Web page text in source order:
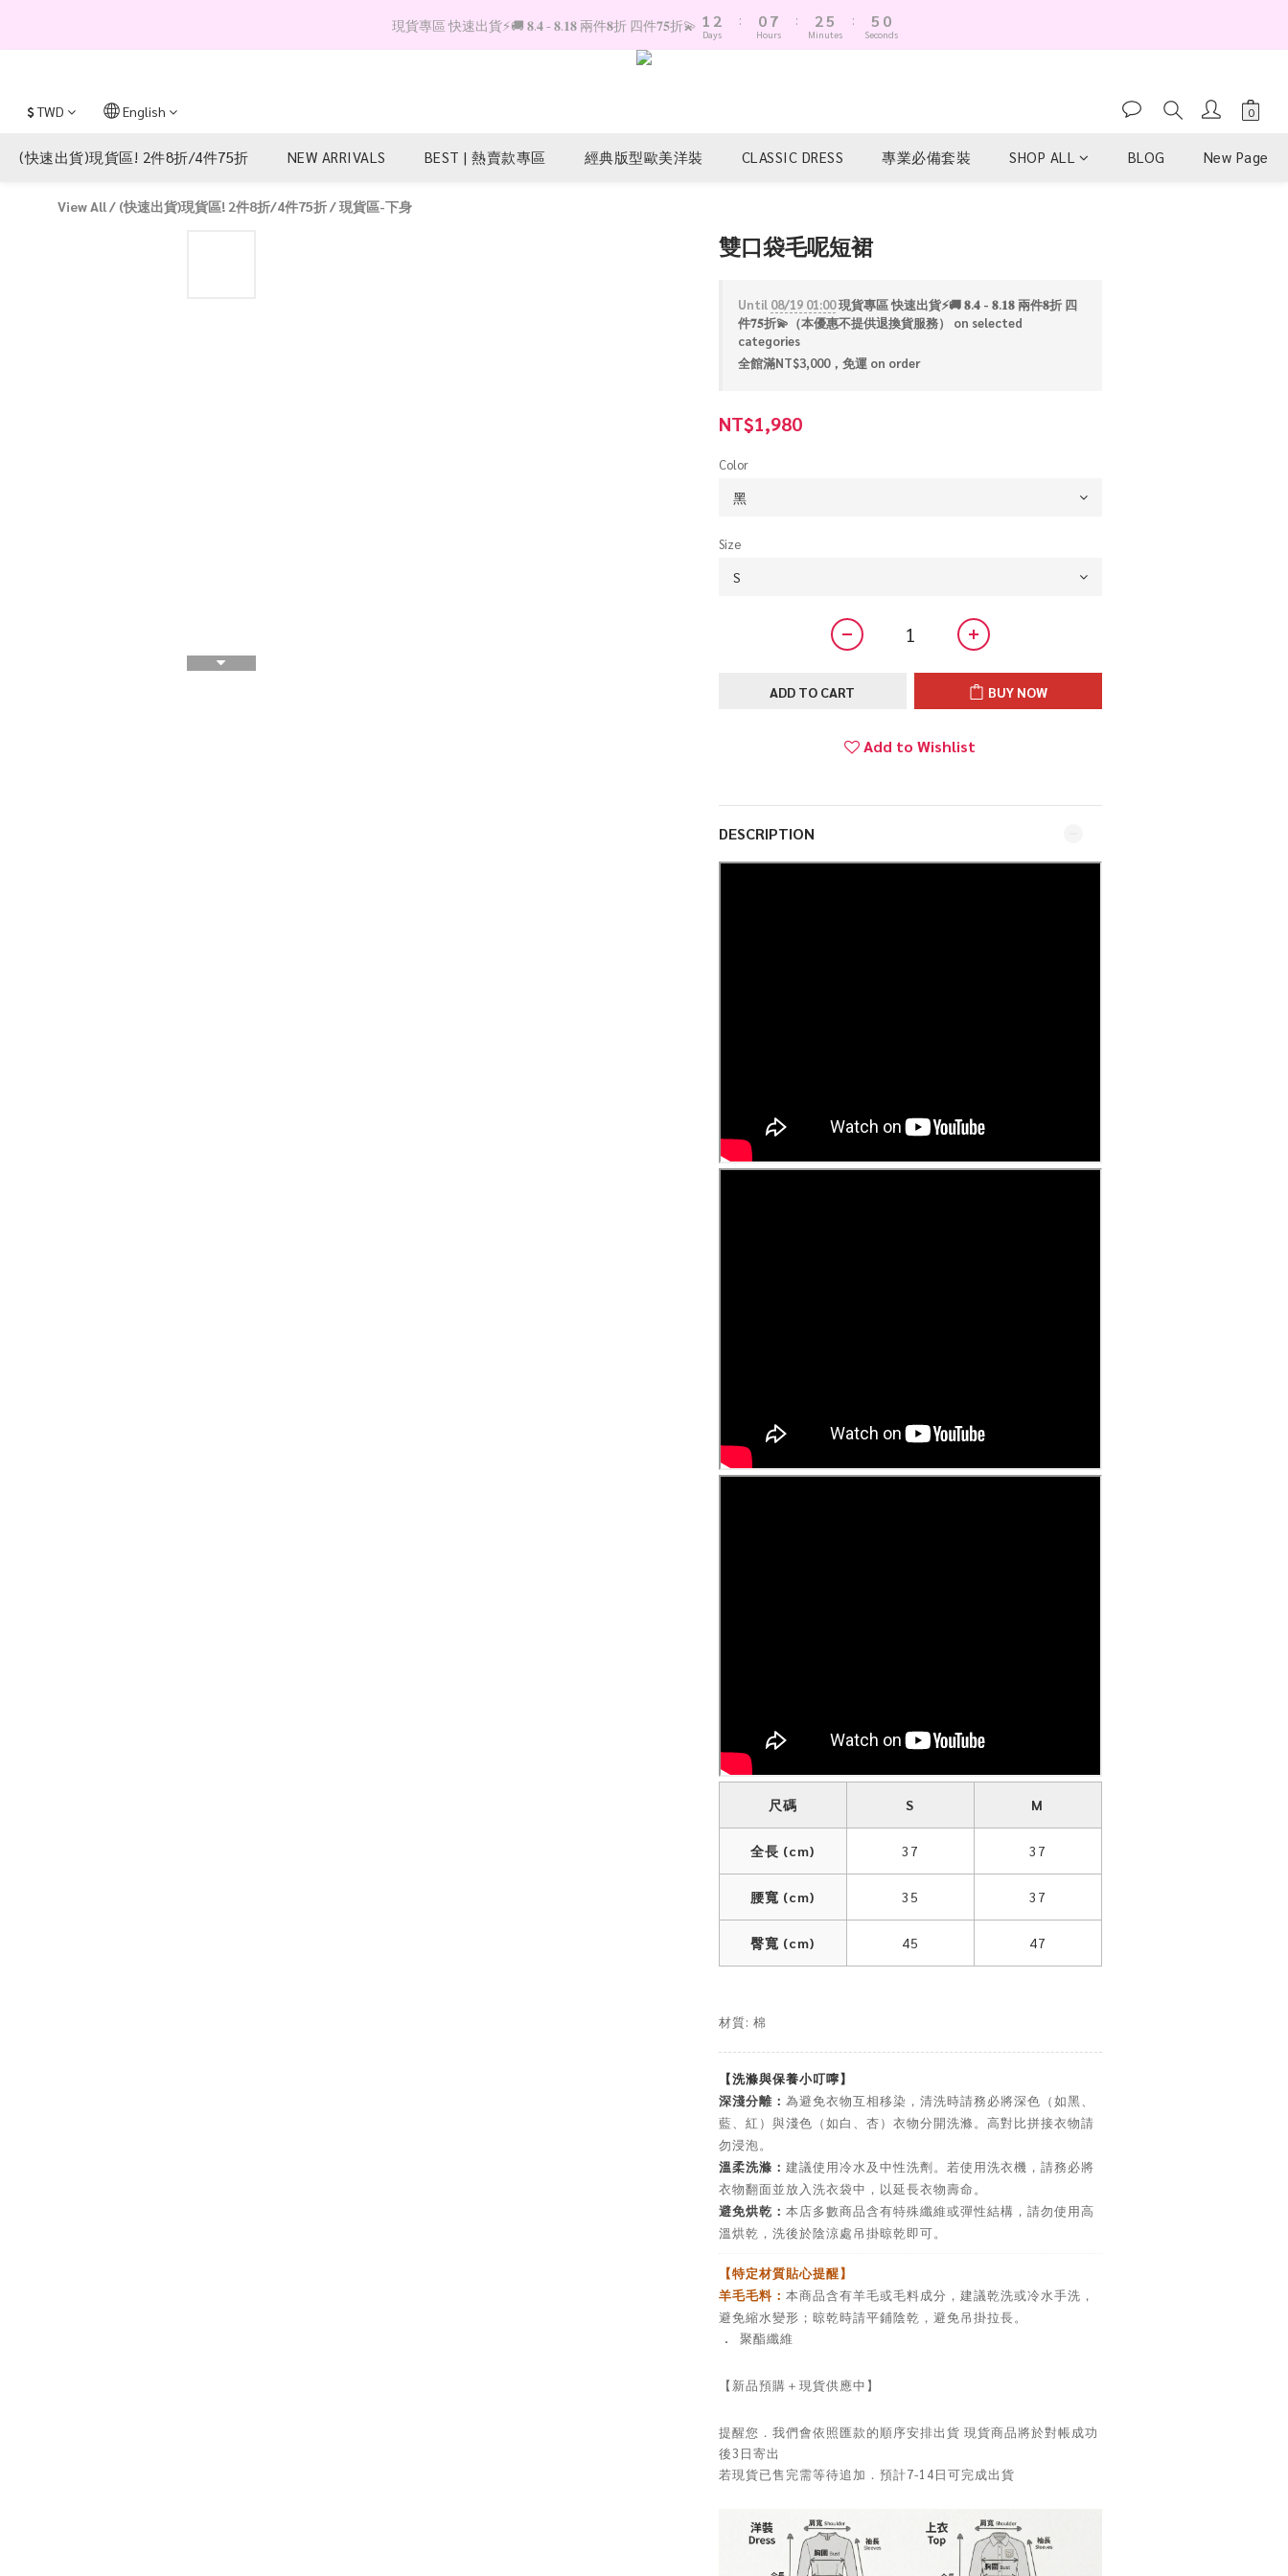
現貨專區 快速出貨⚡️🚚 𝟖.𝟒 - 𝟖.𝟏𝟖 兩件𝟖折 四件𝟕𝟓折💫 1
0
2
1
Days
:
07
6
0
Hours
:
2
1
5
4
Minutes
:
4
3
9
8
3
2
Seconds
$TWD English
(快速出貨)現貨區! 2件8折/4件75折 NEW ARRIVALS BEST | 熱賣款專區 經典版型歐美洋裝 CLASSIC DRESS 專業必備套裝 SHOP ALL BLOG New Page
View All/ (快速出貨)現貨區! 2件8折/4件75折/現貨區-下身
雙口袋毛呢短裙
Until 08/19 01:00現貨專區 快速出貨⚡️🚚 𝟖.𝟒 - 𝟖.𝟏𝟖 兩件𝟖折 四
件𝟕𝟓折💫（本優惠不提供退換貨服務） on selected
categories
全館滿NT$3,000，免運 on order
NT$1,980
Color
Size
ADD TO CART BUY NOW
Add to Wishlist
DESCRIPTION
尺碼 S M
全長 (cm) 37 37
腰寬 (cm) 35 37
臀寬 (cm) 45 47
材質: 棉
【洗滌與保養小叮嚀】
深淺分離： 為避免衣物互相移染，清洗時請務必將深色（如黑、
藍、紅）與淺色（如白、杏）衣物分開洗滌。高對比拼接衣物請
勿浸泡。
溫柔洗滌： 建議使用冷水及中性洗劑。若使用洗衣機，請務必將
衣物翻面並放入洗衣袋中，以延長衣物壽命。
避免烘乾： 本店多數商品含有特殊纖維或彈性結構，請勿使用高
溫烘乾，洗後於陰涼處吊掛晾乾即可。
【特定材質貼心提醒】
羊毛毛料： 本商品含有羊毛或毛料成分，建議乾洗或冷水手洗，
避免縮水變形；晾乾時請平鋪陰乾，避免吊掛拉長。
． 聚酯纖維
【新品預購＋現貨供應中】
提醒您．我們會依照匯款的順序安排出貨 現貨商品將於對帳成功
後3日寄出
若現貨已售完需等待追加．預計7-14日可完成出貨